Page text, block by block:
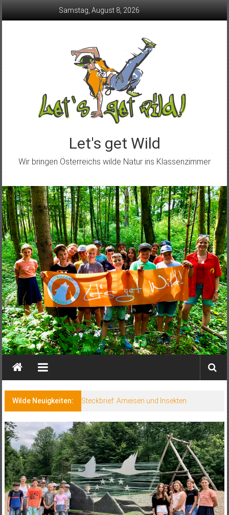
Samstag, August 8, 2026
Let's get Wild
Wir bringen Österreichs wilde Natur ins Klassenzimmer
Wilde Neuigkeiten: Steckbrief: Ameisen und Insekten